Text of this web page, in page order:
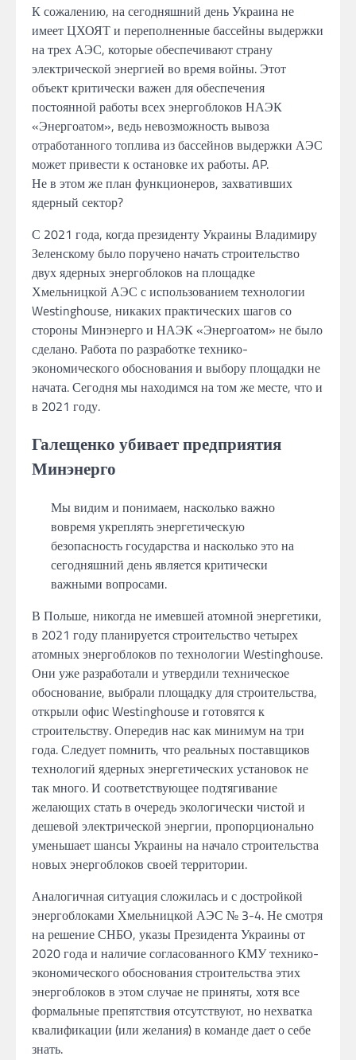
К сожалению, насегодняшний деньУкраина не
имеет ЦХОЯТи переполненные бассейны выдержки
натрех АЭС, которые обеспечивают страну
электрической энергией вовремя войны. Этот
объект критически важен для обеспечения
постоянной работы всех энергоблоков НАЭК
«Энергоатом», ведь невозможность вывоза
отработанного топливаизбассейнов выдержки АЭС
может привести к остановке их работы. AP.
Не в этомжеплан функционеров, захвативших
ядерный сектор?
С 2021 года, когдапрезидентуУкраиныВладимиру
Зеленскомубыло поручено начатьстроительство
двух ядерных энергоблоков наплощадке
Хмельницкой АЭС сиспользованием технологии
Westinghouse, никаких практических шагов со
стороныМинэнерго и НАЭК «Энергоатом» не было
сделано.Работа поразработке технико-
экономического обоснованияи выборуплощадки не
начата.Сегоднямы находимсяна томже месте, чтои
в 2021 году.
Галещенкоубивает предприятия
Минэнерго
Мывидими понимаем, насколько важно
вовремя укреплять энергетическую
безопасность государстваи насколько этона
сегодняшний день являетсякритически
важными вопросами.
В Польше, никогдане имевшей атомной энергетики,
в 2021 годупланируетсястроительство четырех
атомных энергоблоков потехнологии Westinghouse.
Они уже разработали и утвердили техническое
обоснование, выбрали площадку для строительства,
открыли офис Westinghouseи готовятсяк
строительству. Опередив нас как минимумнатри
года.Следует помнить, чтореальныхпоставщиков
технологий ядерных энергетических установокне
такмного. И соответствующее подтягивание
желающих статьв очередь экологически чистой и
дешевой электрической энергии, пропорционально
уменьшает шансы Украинынаначало строительства
новых энергоблоков своей территории.
Аналогичная ситуация сложиласьи с достройкой
энергоблоками Хмельницкой АЭС № 3-4.Не смотря
нарешение СНБО, указы ПрезидентаУкраины от
2020 года и наличие согласованного КМУ технико-
экономическогообоснования строительстваэтих
энергоблоков в этом случае не приняты, хотя все
формальные препятствия отсутствуют, нонехватка
квалификации (или желания)в команде даетосебе
знать.